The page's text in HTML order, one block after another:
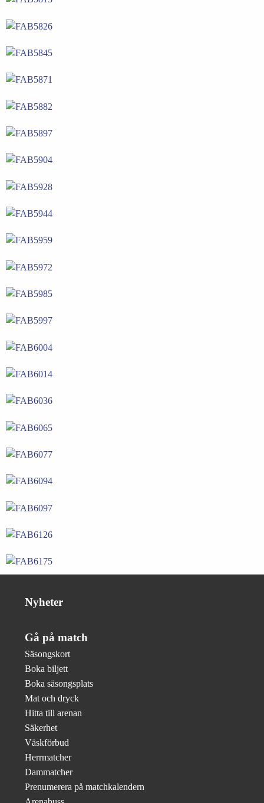
Nyheter
Gå på match
Säsongskort
Boka biljett
Boka säsongsplats
Mat och dryck
Hitta till arenan
Säkerhet
Väskförbud
Herrmatcher
Dammatcher
Prenumerera på matchkalendern